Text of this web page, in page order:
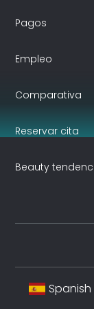
Pagos
Empleo
Comparativa
Reservar cita
Beauty